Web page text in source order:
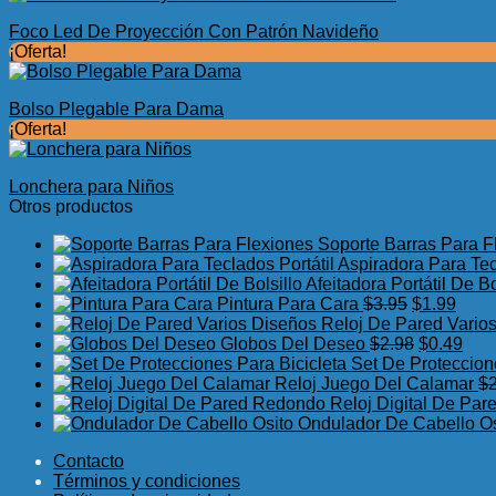
Foco Led De Proyección Con Patrón Navideño
¡Oferta!
Bolso Plegable Para Dama
¡Oferta!
Lonchera para Niños
Otros productos
Soporte Barras Para
Aspiradora Para
Afeitadora Portátil De
Pintura Para Cara $3.95 El
precio
original
era:
$3.95.
$1.99
actual
es:
Reloj De Pared
Globos Del Deseo $2.98 El
precio
original
era:
$2.98.
$0.49
es:
Set De
Reloj Juego Del Calamar $
Reloj Digital De
Ondulador De Cabello
Contacto
Términos y condiciones